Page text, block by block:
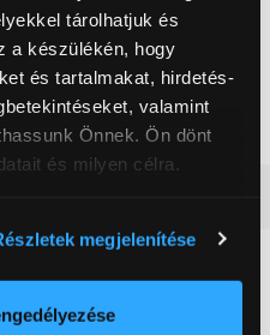
tárolhatjuk és
a készülékén, hogy
és tartalmakat, hirdetés-
valamint
Önnek. Ön dönt
és milyen célra.
pontossággal
annak konkrét
megjelenítése
Igen
Szürke